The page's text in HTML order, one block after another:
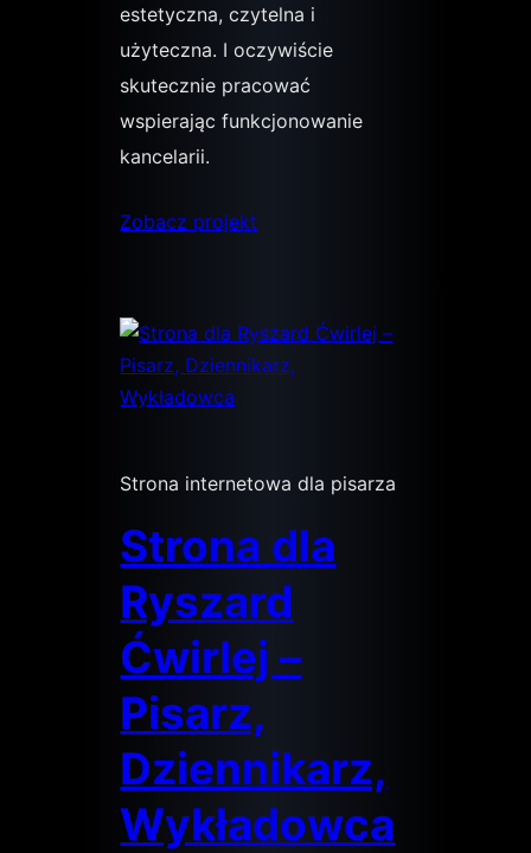
estetyczna, czytelna i
użyteczna. I oczywiście
skutecznie pracować
wspierając funkcjonowanie
kancelarii.
Zobacz projekt
Strona internetowa dla pisarza
Strona dla
Ryszard
Ćwirlej –
Pisarz,
Dziennikarz,
Wykładowca